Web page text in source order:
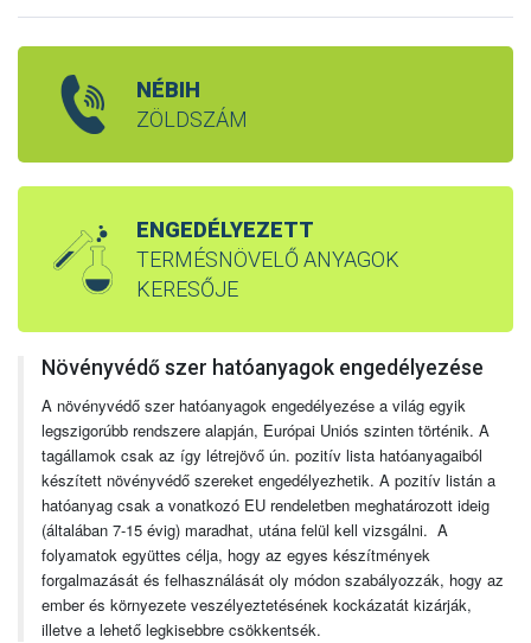
NÉBIH
ZÖLDSZÁM
ENGEDÉLYEZETT
TERMÉSNÖVELŐ ANYAGOK
KERESŐJE
Növényvédő szer hatóanyagok engedélyezése
A növényvédő szer hatóanyagok engedélyezése a világ egyik
legszigorúbb rendszere alapján, Európai Uniós szinten történik. A
tagállamok csak az így létrejövő ún. pozitív lista hatóanyagaiból
készített növényvédő szereket engedélyezhetik. A pozitív listán a
hatóanyag csak a vonatkozó EU rendeletben meghatározott ideig
(általában 7-15 évig) maradhat, utána felül kell vizsgálni. A
folyamatok együttes célja, hogy az egyes készítmények
forgalmazását és felhasználását oly módon szabályozzák, hogy az
ember és környezete veszélyeztetésének kockázatát kizárják,
illetve a lehető legkisebbre csökkentsék.